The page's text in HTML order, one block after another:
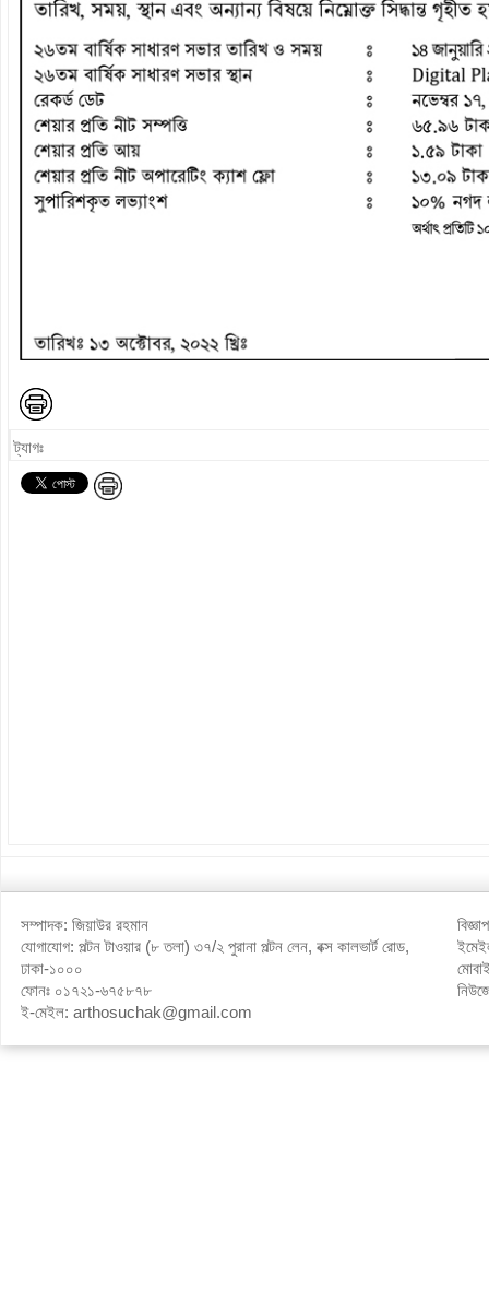
ট্যাগঃ
সম্পাদক: জিয়াউর রহমান
যোগাযোগ: পল্টন টাওয়ার (৮ তলা) ৩৭/২ পুরানা পল্টন লেন, বক্স কালভার্ট রোড,
ঢাকা-১০০০
ফোনঃ ০১৭২১-৬৭৫৮৭৮
ই-মেইল: arthosuchak@gmail.com